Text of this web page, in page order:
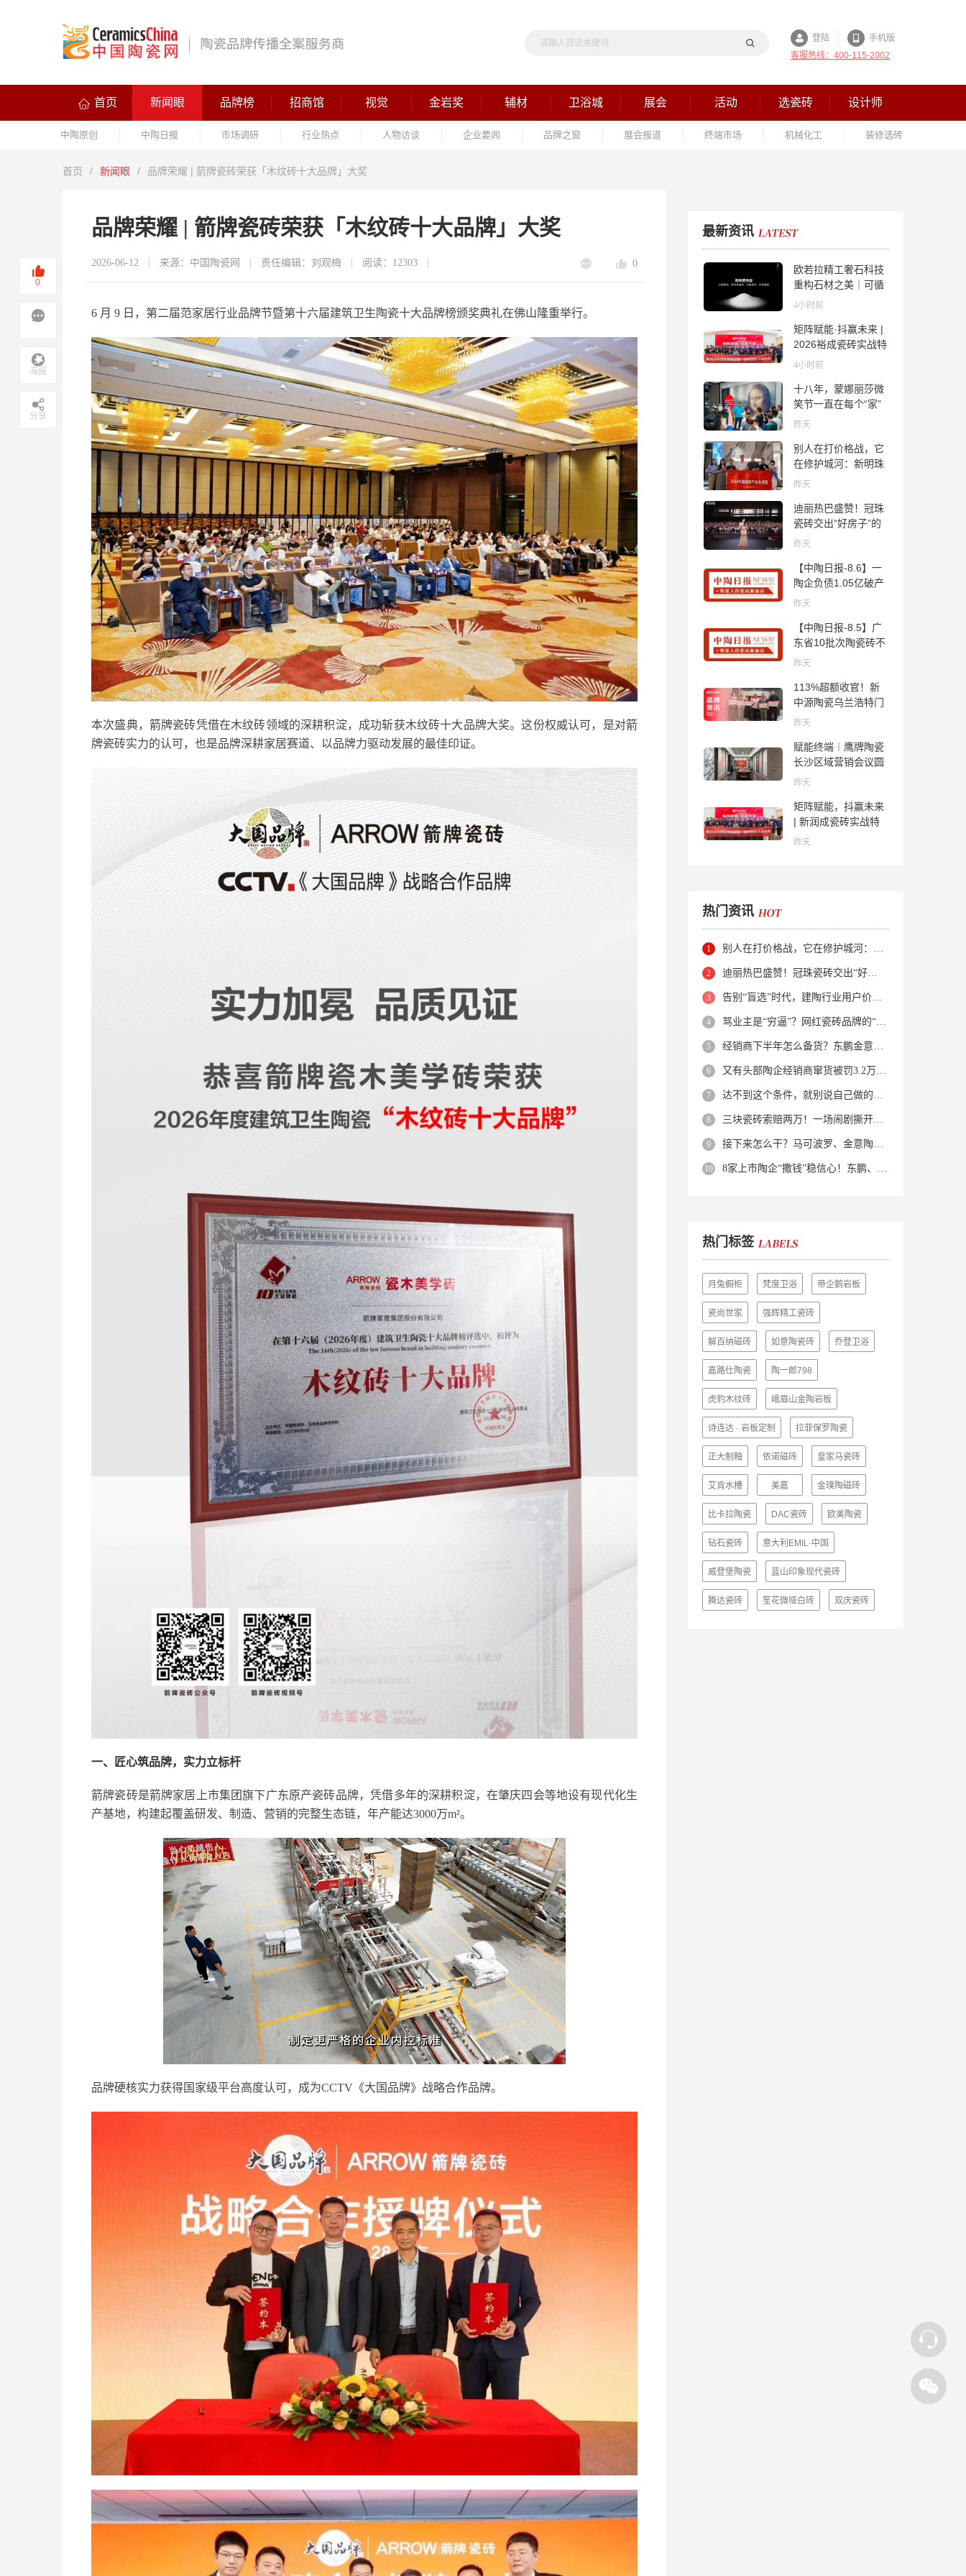
登陆
手机版
客服热线：400-115-2002
首页 新闻眼 品牌榜 招商馆 视觉 金岩奖 辅材 卫浴城 展会 活动 选瓷砖 设计师
中陶原创 中陶日报 市场调研 行业热点 人物访谈 企业要闻 品牌之窗 展会报道 终端市场 机械化工 装修选砖
首页 / 新闻眼 / 品牌荣耀 | 箭牌瓷砖荣获「木纹砖十大品牌」大奖
品牌荣耀 | 箭牌瓷砖荣获「木纹砖十大品牌」大奖
2026-06-12 来源：中国陶瓷网 责任编辑：刘观梅 阅读：12303 0
6 月 9 日，第二届范家居行业品牌节暨第十六届建筑卫生陶瓷十大品牌榜颁奖典礼在佛山隆重举行。
本次盛典，箭牌瓷砖凭借在木纹砖领域的深耕积淀，成功斩获木纹砖十大品牌大奖。这份权威认可，是对箭
牌瓷砖实力的认可，也是品牌深耕家居赛道、以品牌力驱动发展的最佳印证。
一、匠心筑品牌，实力立标杆
箭牌瓷砖是箭牌家居上市集团旗下广东原产瓷砖品牌，凭借多年的深耕积淀，在肇庆四会等地设有现代化生
产基地，构建起覆盖研发、制造、营销的完整生态链，年产能达3000万m²。
品牌硬核实力获得国家级平台高度认可，成为CCTV《大国品牌》战略合作品牌。
最新资讯
欧若拉精工奢石科技
重构石材之美｜可循
环高纯度微晶，重新
4小时前
矩阵赋能·抖赢未来 |
2026裕成瓷砖实战特
训营圆满收官
4小时前
十八年，蒙娜丽莎微
笑节一直在每个“家”
的故事里
昨天
别人在打价格战，它
在修护城河：新明珠
岩板的逆势密码
昨天
迪丽热巴盛赞！冠珠
瓷砖交出“好房子”的
标准答卷
昨天
【中陶日报-8.6】一
陶企负债1.05亿破产
清算；东鹏拟延长基
开展建陶行业能效领
跑者企业推荐工作
昨天
【中陶日报-8.5】广
东省10批次陶瓷砖不
合格；科达购买特福
过；蒙娜丽莎5千万
回购股份；建霖家居
海外产能突破18亿元
昨天
113%超额收官！新
中源陶瓷乌兰浩特门
店周年活动圆满落幕
昨天
赋能终端︱鹰牌陶瓷
长沙区域营销会议圆
满举行，共探渠道拓
昨天
矩阵赋能，抖赢未来
| 新润成瓷砖实战特
训营成功举办，吹响
昨天
热门资讯
别人在打价格战，它在修护城河：新明珠岩板的逆势密码
迪丽热巴盛赞！冠珠瓷砖交出“好房子”的标准答卷
告别“盲选”时代，建陶行业用户价值正在被改写！
骂业主是“穷逼”？网红瓷砖品牌的“真实面目”被揭开了！
经销商下半年怎么备货？东鹏金意陶马可波罗等10大品牌集体亮剑
又有头部陶企经销商窜货被罚3.2万！品牌区域保护岌岌可危？
达不到这个条件，就别说自己做的是质感砖！
三块瓷砖索赔两万！一场闹剧撕开了装修“碰瓷”的遮羞布
接下来怎么干？马可波罗、金意陶、蒙娜丽莎、箭牌、欧神诺、宏宇…
8家上市陶企“撒钱”稳信心！东鹏、蒙娜丽莎等启动回购增持
热门标签
月兔橱柜 梵度卫浴 帝企鹅岩板
瓷尚世家 强辉精工瓷砖
解百纳磁砖 如意陶瓷砖 乔登卫浴
嘉路仕陶瓷 陶一郎798
虎豹木纹砖 峨眉山金陶岩板
诗连达 · 岩板定制 拉菲保罗陶瓷
正大制釉 依诺磁砖 皇家马瓷砖
艾肯水槽 美嘉 金璞陶磁砖
比卡拉陶瓷 DAC瓷砖 欧美陶瓷
钻石瓷砖 意大利EMIL·中国
威登堡陶瓷 蓝山印象现代瓷砖
腾达瓷砖 笙花微哑白砖 双庆瓷砖
0
海报
分享